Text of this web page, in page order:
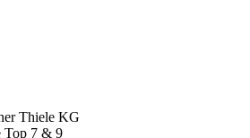
Thiele KG
Top 7 & 9